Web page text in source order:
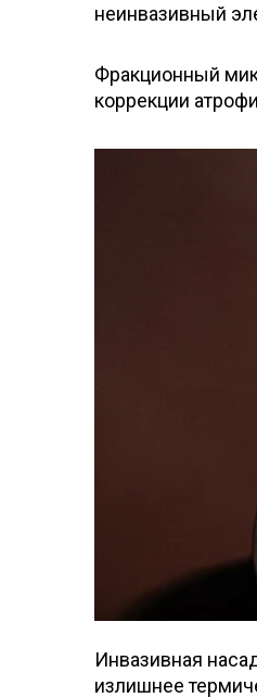
неинвазивный
Фракционный
коррекции
Инвазивная
излишнее